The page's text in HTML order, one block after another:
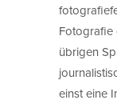
Fotografie
übrigen
einst eine